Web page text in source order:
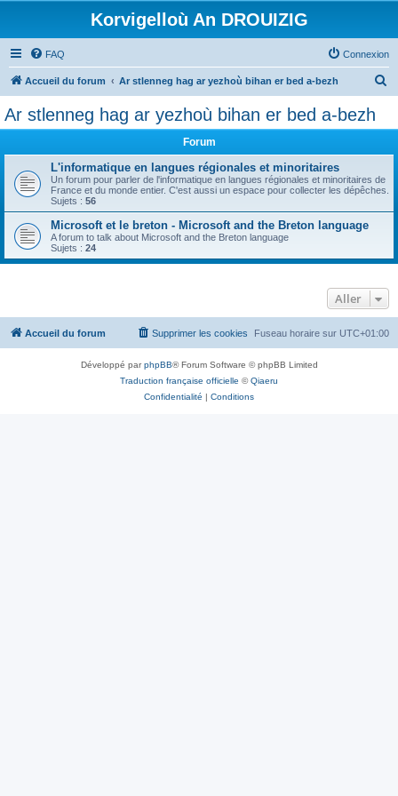
Korvigelloù An DROUIZIG
FAQ Connexion
Accueil du forum Ar stlenneg hag ar yezhoù bihan er bed a-bezh
Ar stlenneg hag ar yezhoù bihan er bed a-bezh
Forum
L'informatique en langues régionales et minoritaires
Un forum pour parler de l'informatique en langues régionales et minoritaires de
France et du monde entier. C'est aussi un espace pour collecter les dépêches.
Sujets : 56
Microsoft et le breton - Microsoft and the Breton language
A forum to talk about Microsoft and the Breton language
Sujets : 24
Aller
Accueil du forum Fuseau horaire sur UTC+01:00
Supprimer les cookies
Développé parphpBB® Forum Software © phpBB Limited
Traduction française officielle ©Qiaeru
Confidentialité | Conditions